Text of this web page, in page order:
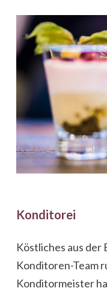
Konditorei
Köstliches aus der
Konditoren-Team
Konditormeister